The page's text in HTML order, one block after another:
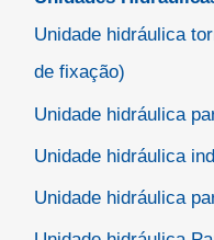
Unidade hidráulica
de fixação)
Unidade hidráulica
Unidade hidráulica
Unidade hidráulica